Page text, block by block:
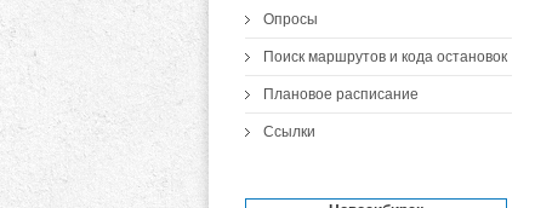
Опросы
Поиск маршрутов и кода остановок
Плановое расписание
Ссылки